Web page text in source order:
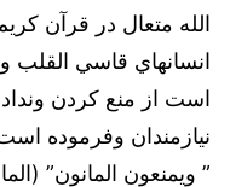
الله متعال در قرآن
انسانهاي قاسي القلب
است از منع كردن
نيازمندان وفرموده
” ويمنعون المانون”